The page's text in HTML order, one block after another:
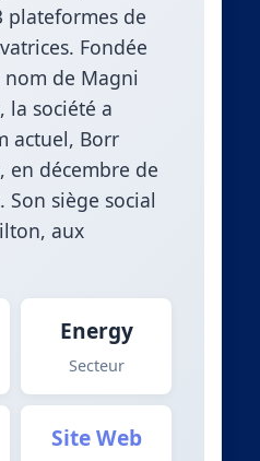
plateformes de
Fondée
nom de Magni
la société a
actuel, Borr
décembre de
Son siège social
aux
Energy
Secteur
Site Web